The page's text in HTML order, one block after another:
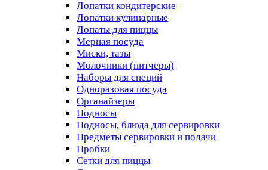
Лопатки кондитерские
Лопатки кулинарные
Лопаты для пиццы
Мерная посуда
Миски, тазы
Молочники (питчеры)
Наборы для специй
Одноразовая посуда
Органайзеры
Подносы
Подносы, блюда для сервировки
Предметы сервировки и подачи
Пробки
Сетки для пиццы